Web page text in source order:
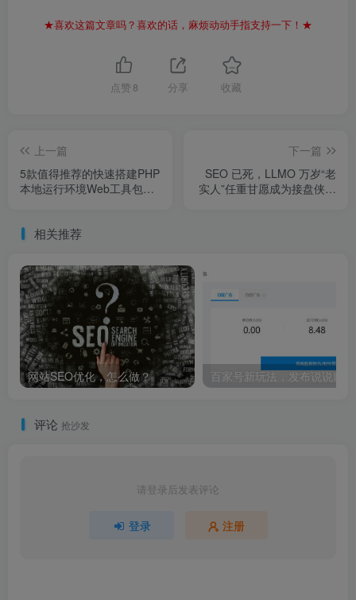
★喜欢这篇文章吗？喜欢的话，麻烦动动手指支持一下！★
点赞 8 分享 收藏
上一篇
5款值得推荐的快速搭建PHP
本地运行环境Web工具包哥
活到2015年
下一篇
SEO 已死，LLMO 万岁“老
实人”任重甘愿成为接盘侠？
相关推荐
网站SEO优化，怎么做？ 百家号新玩法，发布说说赚
评论 抢沙发
请登录后发表评论
登录 注册